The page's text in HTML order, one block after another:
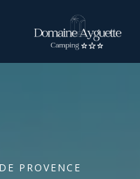
PROVENCE